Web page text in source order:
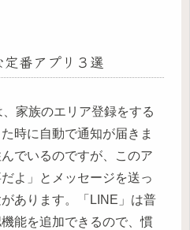
番アプリ３選
、家族のエリア登録をする
時に自動で通知が届きま
でいるのですが、このア
よ」とメッセージを送っ
あります。「LINE」は普
能を追加できるので、慣